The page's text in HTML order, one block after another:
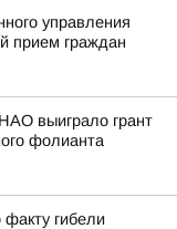
управления
прием граждан
выиграло грант
фолианта
гибели